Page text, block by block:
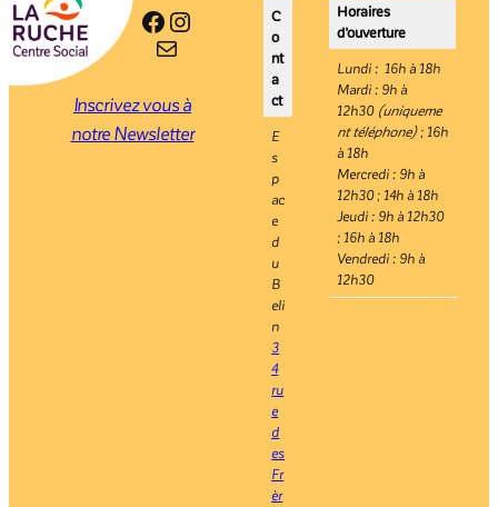
Facebook Instagram
E-mail
Inscrivez vous à
notre Newsletter
C
o
nt
a
ct
E
s
p
ac
e
d
u
B
eli
n
3
4
ru
e
d
es
Fr
èr
Horaires
d’ouverture
Lundi : 16h à 18h
Mardi : 9h à
12h30 (uniqueme
nt téléphone); 16h
à 18h
Mercredi : 9h à
12h30 ; 14h à 18h
Jeudi : 9h à 12h30
; 16h à 18h
Vendredi : 9h à
12h30